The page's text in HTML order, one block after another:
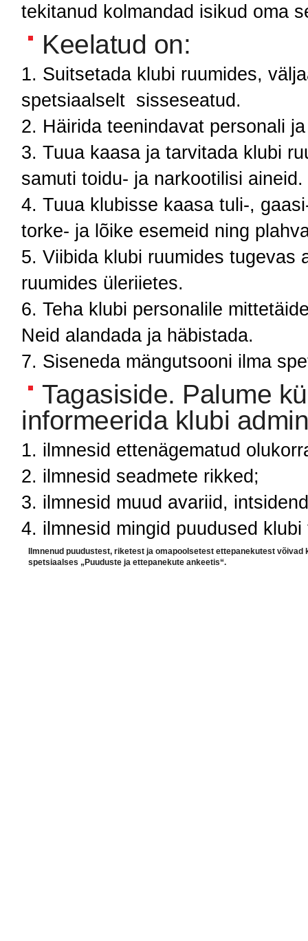
tekitanud kolmandad isikud oma
Keelatud on:
Suitsetada klubi ruumides,
spetsiaalselt sisseseatud.
Häirida teenindavat personali
Tuua kaasa ja tarvitada klubi
samuti toidu- ja narkootilisi
Tuua klubisse kaasa tuli-,
torke- ja lõike esemeid ning
Viibida klubi ruumides
ruumides üleriietes.
Teha klubi personalile
Neid alandada ja häbistada.
Siseneda mängutsooni ilma
Tagasiside. Palume
informeerida klubi
ilmnesid ettenägematud
ilmnesid seadmete rikked;
ilmnesid muud avariid,
ilmnesid mingid puudused
Ilmnenud puudustest, riketest ja omapoolsetest ettepanekutest
spetsiaalses „Puuduste ja ettepanekute ankeetis“.